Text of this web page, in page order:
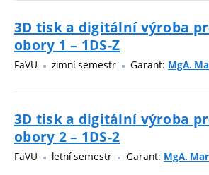
3D tisk a digitální výroba
obory 1 – 1DS-Z
FaVU zimní semestr Garant: MgA.
3D tisk a digitální výroba
obory 2 – 1DS-2
FaVU letní semestr Garant: MgA.